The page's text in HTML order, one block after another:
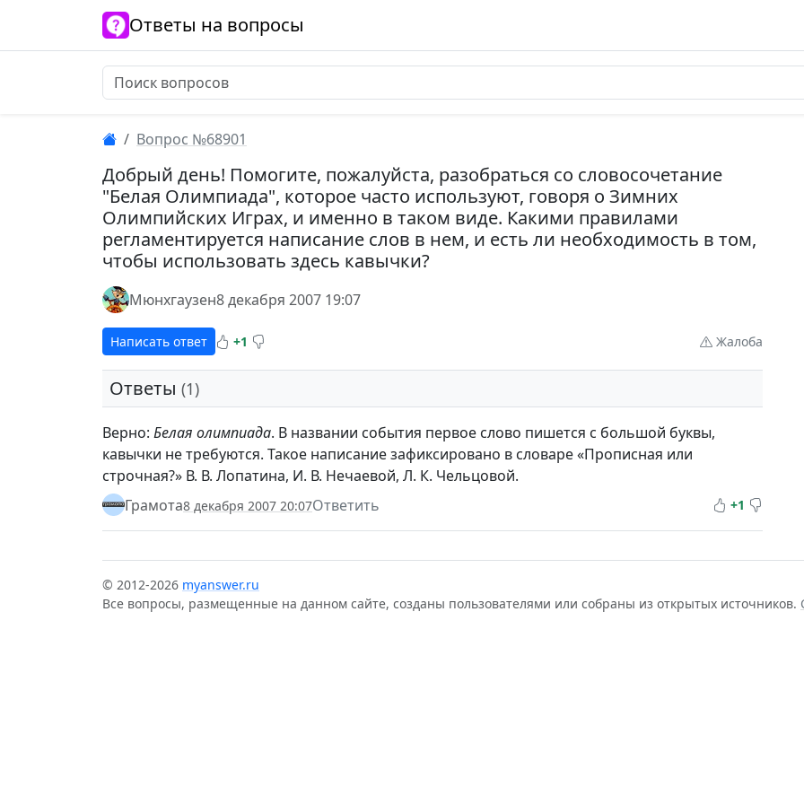
Ответы на вопросы
Вопрос №68901
Добрый день! Помогите, пожалуйста, разобраться со словосочетание
"Белая Олимпиада", которое часто используют, говоря о Зимних
Олимпийских Играх, и именно в таком виде. Какими правилами
регламентируется написание слов в нем, и есть ли необходимость в том,
чтобы использовать здесь кавычки?
Мюнхгаузен8 декабря 2007 19:07
Написать ответ +1 Жалоба
Ответы (1)
Верно: Белая олимпиада. В названии события первое слово пишется с большой буквы,
кавычки не требуются. Такое написание зафиксировано в словаре «Прописная или
строчная?» В. В. Лопатина, И. В. Нечаевой, Л. К. Чельцовой.
Грамота8 декабря 2007 20:07Ответить +1
© 2012-2026 myanswer.ru
Все вопросы, размещенные на данном сайте, созданы пользователями или собраны из открытых источников.